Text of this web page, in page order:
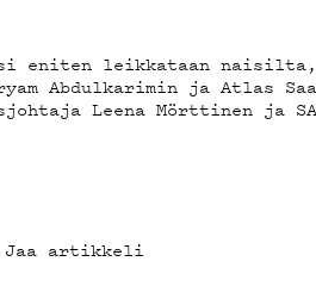
eniten leikkataan
Abdulkarimin ja Atlas
Leena Mörttinen ja
Jaa artikkeli